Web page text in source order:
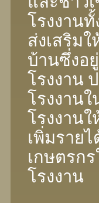
โรงงาน
ส่งเสริม
บ้านซึ่งอ
โรงงาน
โรงงาน
โรงงาน
เพิ่มราย
เกษตรก
โรงงาน